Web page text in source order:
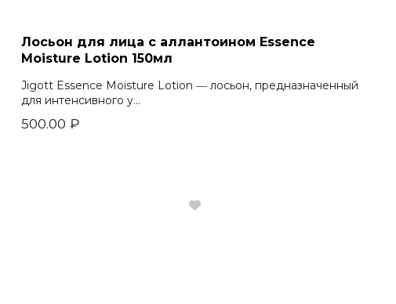
Лосьон для лица с аллантоином Essence
Moisture Lotion 150мл
Jigott Essence Moisture Lotion ― лосьон, предназначенный
для интенсивного у...
₽
500.00